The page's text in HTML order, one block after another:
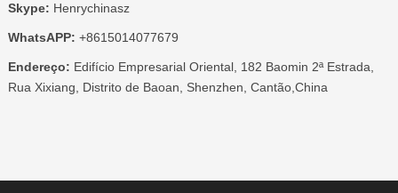
Skype: Henrychinasz
WhatsAPP: +8615014077679
Endereço: Edifício Empresarial Oriental, 182 Baomin 2ª Estrada,
Rua Xixiang, Distrito de Baoan, Shenzhen, Cantão,China